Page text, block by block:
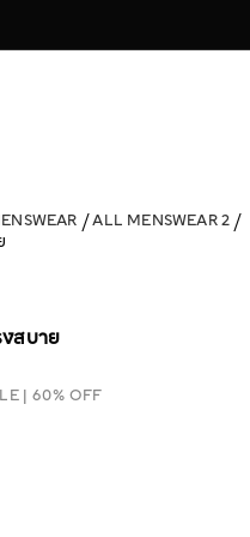
ALL MENSWEAR 2
สบาย
| 60% OFF